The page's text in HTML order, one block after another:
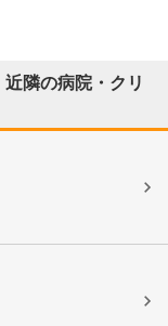
近隣の病院・クリ